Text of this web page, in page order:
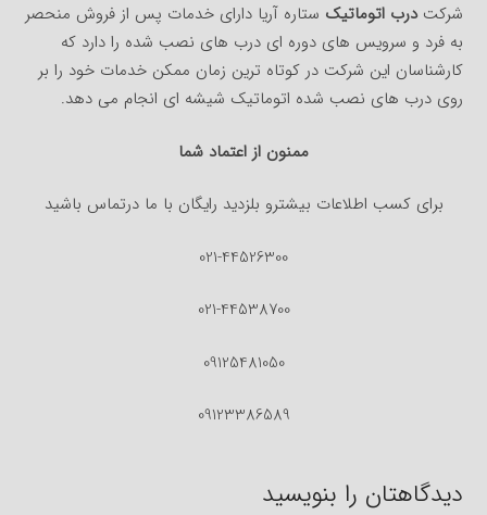
شرکتدرب اتوماتیک ستاره آریا دارای خدمات پس از فروش منحصر
به فرد و سرویس های دوره ای درب های نصب شده را دارد که
کارشناسان این شرکت در کوتاه ترین زمان ممکن خدمات خود را بر
روی درب های نصب شده اتوماتیک شیشه ای انجام می دهد.
ممنون از اعتماد شما
برای کسب اطلاعات بیشترو بلزدید رایگان با ما درتماس باشید
021-44526300
021-44538700
09125481050
09123386589
دیدگاهتان را بنویسید